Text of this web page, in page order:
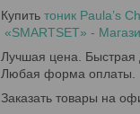
Купить тоник Paula’s
«SMARTSET» -
Лучшая цена. Быстрая
Любая форма оплаты.
Заказать товары на